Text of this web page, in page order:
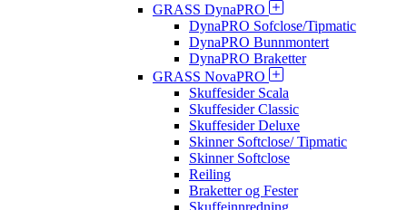
GRASS DynaPRO
DynaPRO Sofclose/Tipmatic
DynaPRO Bunnmontert
DynaPRO Braketter
GRASS NovaPRO
Skuffesider Scala
Skuffesider Classic
Skuffesider Deluxe
Skinner Softclose/ Tipmatic
Skinner Softclose
Reiling
Braketter og Fester
Skuffeinnredning